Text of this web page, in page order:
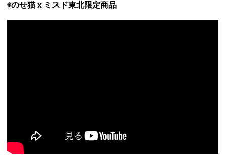
◉のせ猫 x ミスド東北限定商品